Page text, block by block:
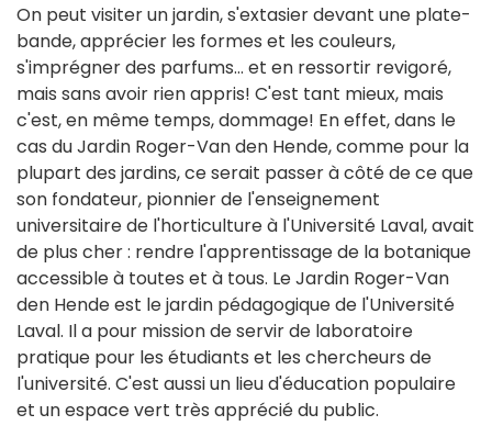
On peut visiter un jardin, s'extasier devant une plate-
bande, apprécier les formes et les couleurs,
s'imprégner des parfums... et en ressortir revigoré,
mais sans avoir rien appris! C'est tant mieux, mais
c'est, en même temps, dommage! En effet, dans le
cas du Jardin Roger-Van den Hende, comme pour la
plupart des jardins, ce serait passer à côté de ce que
son fondateur, pionnier de l'enseignement
universitaire de l'horticulture à l'Université Laval, avait
de plus cher : rendre l'apprentissage de la botanique
accessible à toutes et à tous. Le Jardin Roger-Van
den Hende est le jardin pédagogique de l'Université
Laval. Il a pour mission de servir de laboratoire
pratique pour les étudiants et les chercheurs de
l'université. C'est aussi un lieu d'éducation populaire
et un espace vert très apprécié du public.